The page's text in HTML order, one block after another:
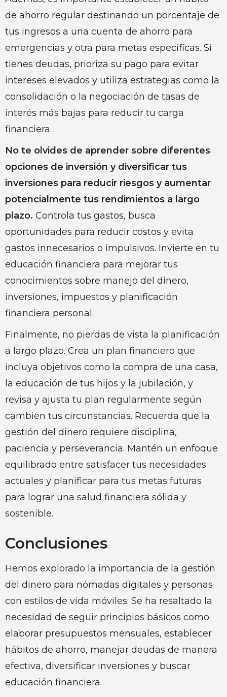
de ahorro regular destinando un porcentaje de
tus ingresos a una cuenta de ahorro para
emergencias y otra para metas específicas. Si
tienes deudas, prioriza su pago para evitar
intereses elevados y utiliza estrategias como la
consolidación o la negociación de tasas de
interés más bajas para reducir tu carga
financiera.
No te olvides de aprender sobre diferentes
opciones de inversión y diversificar tus
inversiones para reducir riesgos y aumentar
potencialmente tus rendimientos a largo
plazo. Controla tus gastos, busca
oportunidades para reducir costos y evita
gastos innecesarios o impulsivos. Invierte en tu
educación financiera para mejorar tus
conocimientos sobre manejo del dinero,
inversiones, impuestos y planificación
financiera personal.
Finalmente, no pierdas de vista la planificación
a largo plazo. Crea un plan financiero que
incluya objetivos como la compra de una casa,
la educación de tus hijos y la jubilación, y
revisa y ajusta tu plan regularmente según
cambien tus circunstancias. Recuerda que la
gestión del dinero requiere disciplina,
paciencia y perseverancia. Mantén un enfoque
equilibrado entre satisfacer tus necesidades
actuales y planificar para tus metas futuras
para lograr una salud financiera sólida y
sostenible.
Conclusiones
Hemos explorado la importancia de la gestión
del dinero para nómadas digitales y personas
con estilos de vida móviles. Se ha resaltado la
necesidad de seguir principios básicos como
elaborar presupuestos mensuales, establecer
hábitos de ahorro, manejar deudas de manera
efectiva, diversificar inversiones y buscar
educación financiera.